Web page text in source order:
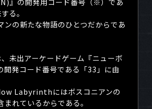
る。
ンの新たな物語のひとつだからであ
未出アーケードゲーム『ニューボ
開発コード番号である「33 」に由
Labyrinthにはボスコニアンの
まれているからである。